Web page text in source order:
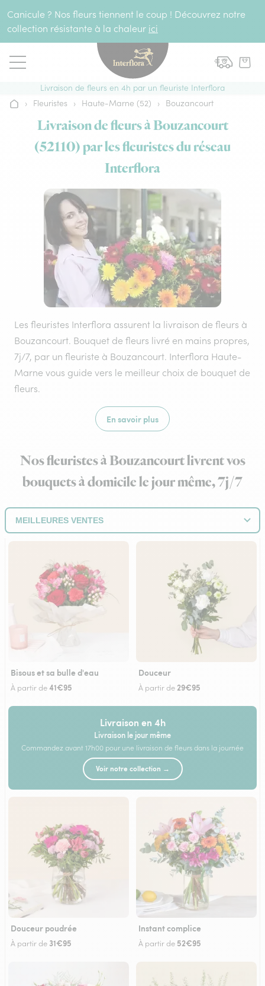
Canicule ? Nos fleurs tiennent le coup ! Découvrez notre
collection résistante à la chaleur ici
Livraison de fleurs en 4h par un fleuriste Interflora
Accueil
› Fleuristes › Haute-Marne (52) › Bouzancourt
Livraison de fleurs à Bouzancourt
(52110) par les fleuristes du réseau
Interflora
Les fleuristes Interflora assurent la livraison de fleurs à
Bouzancourt. Bouquet de fleurs livré en mains propres,
7j/7, par un fleuriste à Bouzancourt. Interflora Haute-
Marne vous guide vers le meilleur choix de bouquet de
fleurs.
En savoir plus
Nos fleuristes à Bouzancourt livrent vos
bouquets à domicile le jour même, 7j/7
Bisous et sa bulle d'eau
À partir de41€95
Douceur
À partir de 29€95
Livraison en 4h
Livraison le jour même
Commandez avant 17h00 pour une livraison de fleurs dans la journée
Voir notre collection →
Douceur poudrée
À partir de 31€95
Instant complice
À partir de 52€95